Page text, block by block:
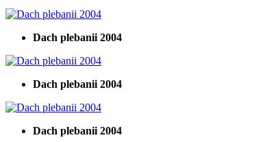
Dach plebanii 2004
Dach plebanii 2004
Dach plebanii 2004